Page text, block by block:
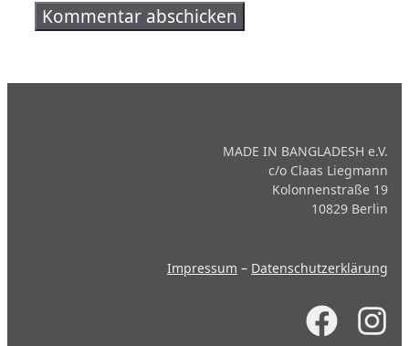
MADE IN BANGLADESH e.V.
c/o Claas Liegmann
Kolonnenstraße 19
10829 Berlin
Impressum – Datenschutzerklärung